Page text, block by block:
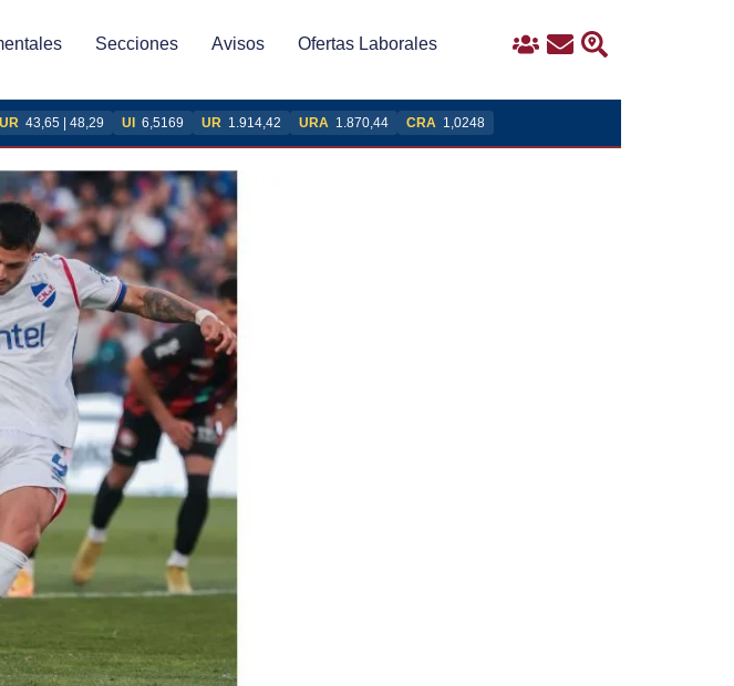
Secciones Avisos Ofertas Laborales IngresoContacto
Buscar
43,65 | 48,29 UI 6,5169 UR 1.914,42 URA 1.870,44 CRA 1,0248